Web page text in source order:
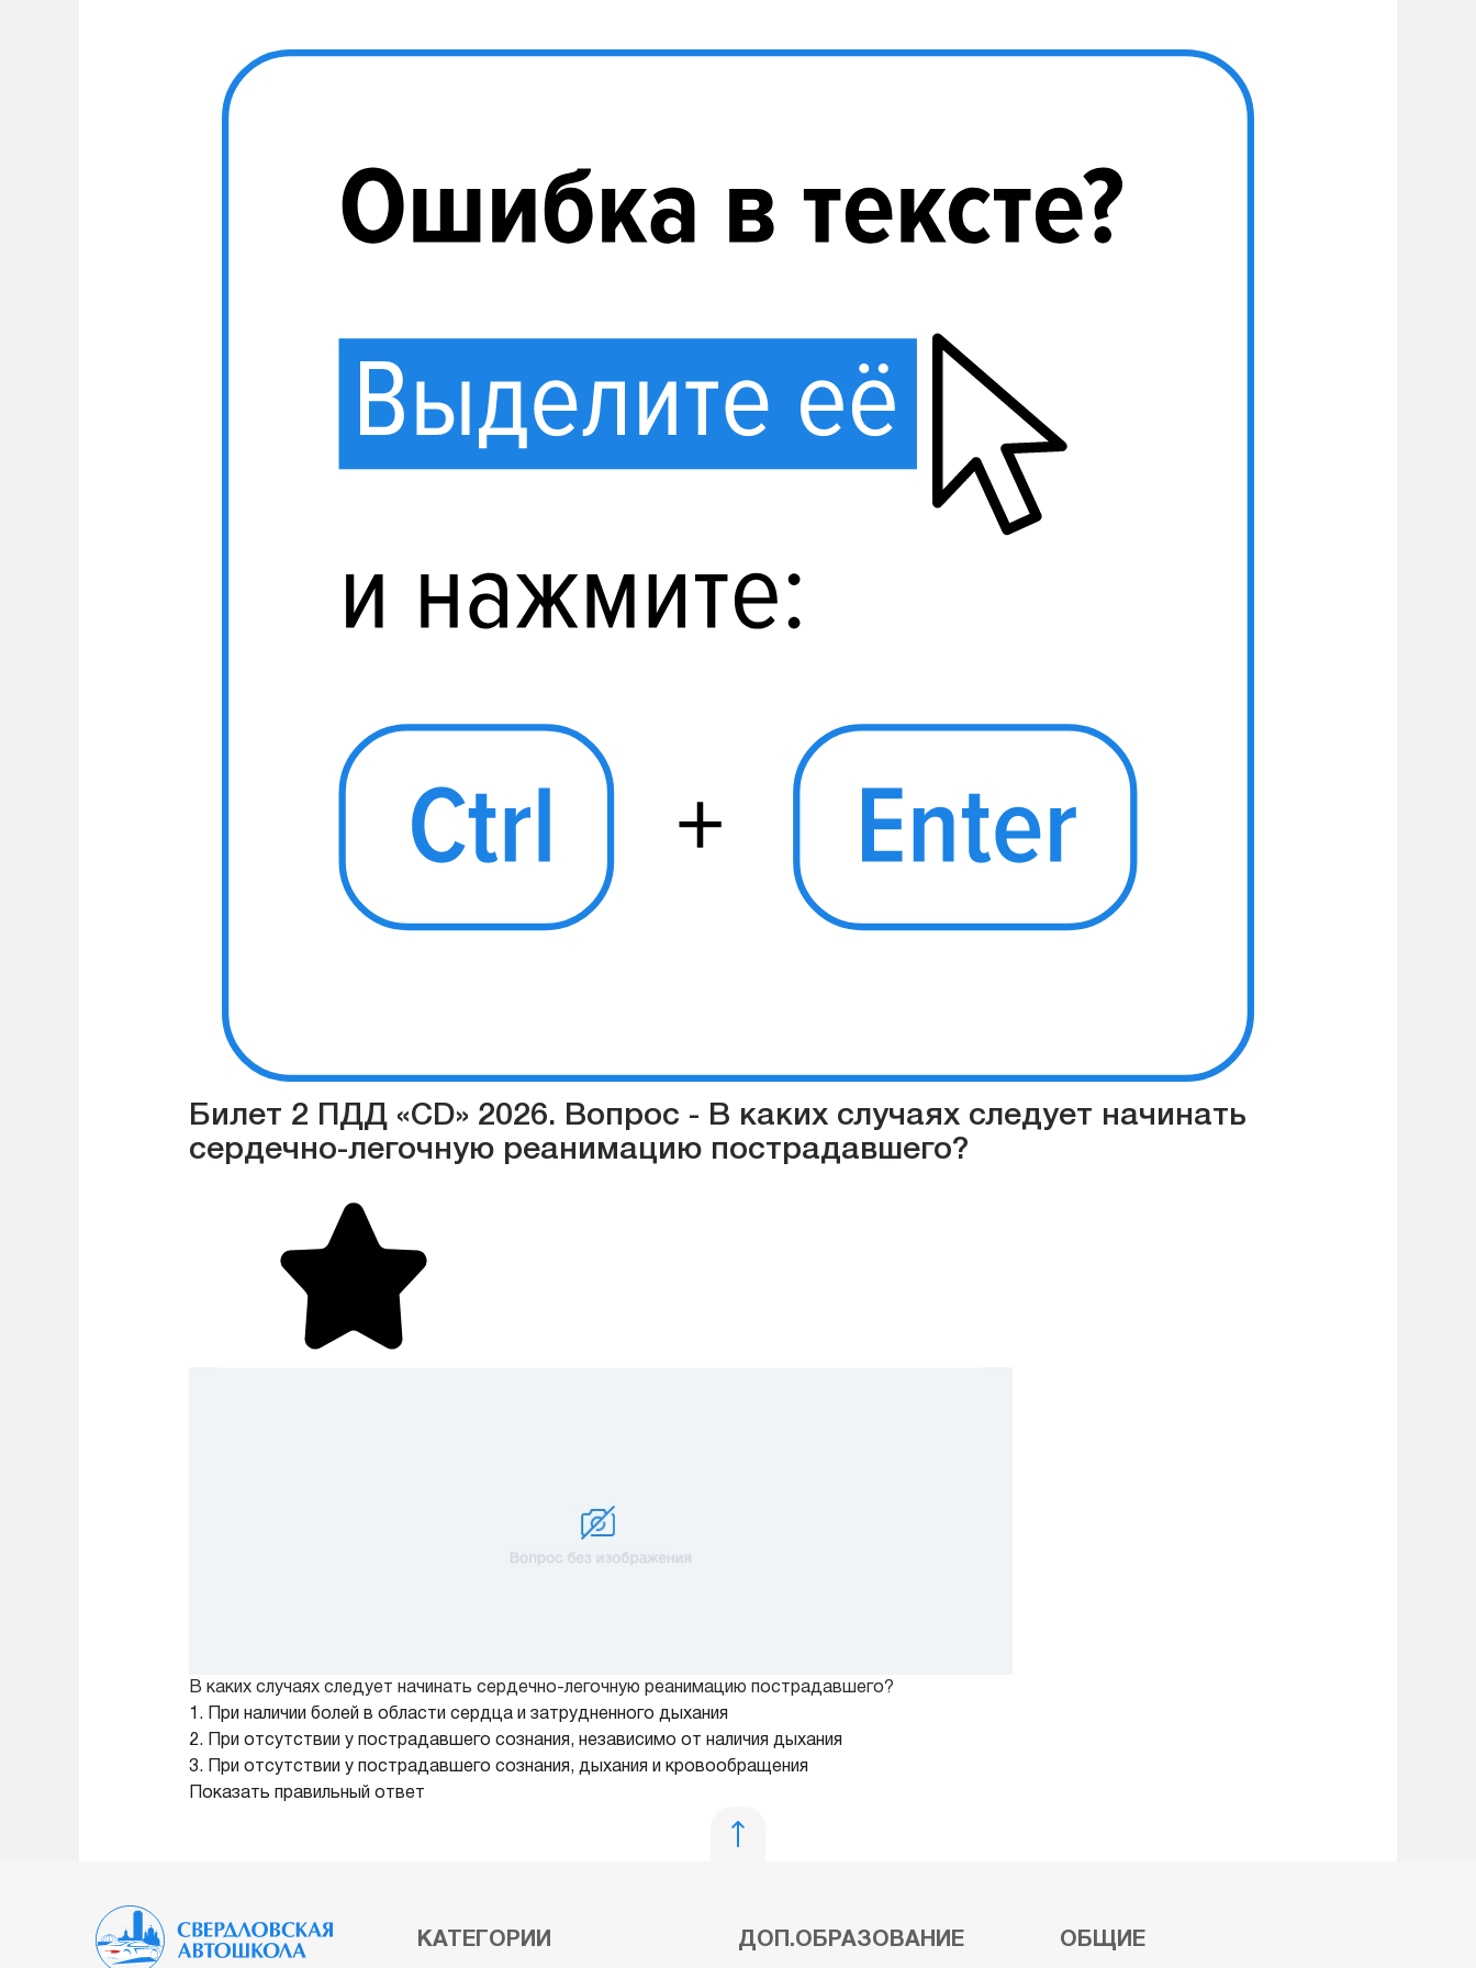
Билет 2 ПДД «CD» 2026. Вопрос - В каких случаях следует начинать
сердечно-легочную реанимацию пострадавшего?
В каких случаях следует начинать сердечно-легочную реанимацию пострадавшего?
1. При наличии болей в области сердца и затрудненного дыхания
2. При отсутствии у пострадавшего сознания, независимо от наличия дыхания
3. При отсутствии у пострадавшего сознания, дыхания и кровообращения
Показать правильный ответ
КАТЕГОРИИ ДОП.ОБРАЗОВАНИЕ ОБЩИЕ